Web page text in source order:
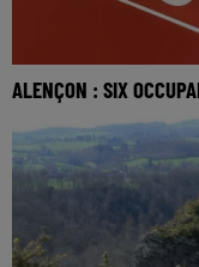
ALENÇON : SIX